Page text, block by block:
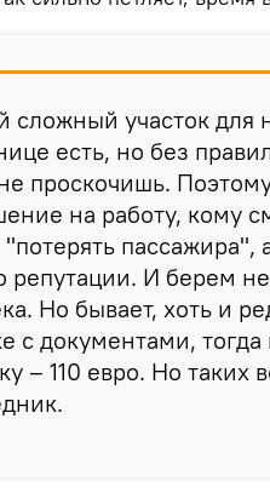
сложный участок для
есть, но без
проскочишь.
на работу, кому
пассажира",
репутации. И берем
Но бывает, хоть и
с документами,
– 110 евро. Но